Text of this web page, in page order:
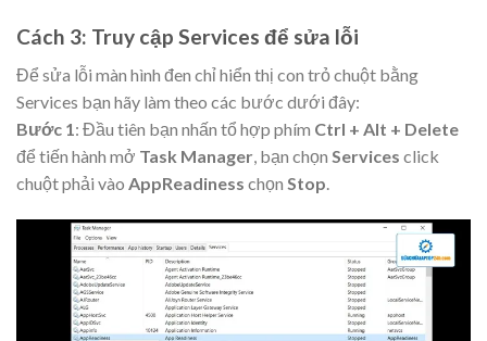
Cách 3: Truy cập Services để sửa lỗi
Để sửa lỗi màn hình đen chỉ hiển thị con trỏ chuột bằng
Services bạn hãy làm theo các bước dưới đây:
Bước 1 : Đầu tiên bạn nhấn tổ hợp phím Ctrl + Alt + Delete
để tiến hành mở Task Manager , bạn chọn Services click
chuột phải vào AppReadiness chọn Stop